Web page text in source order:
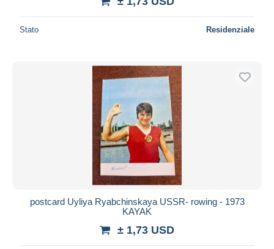
Stato Residenziale
postcard Uyliya Ryabchinskaya USSR- rowing - 1973
KAYAK
± 1,73 USD